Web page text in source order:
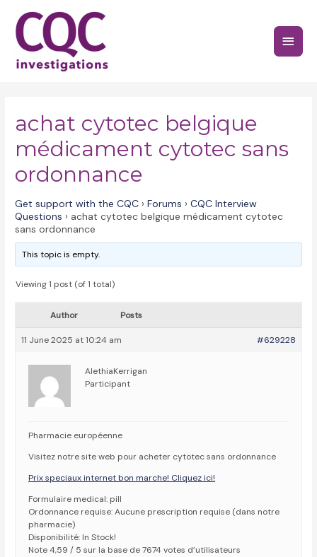
content
Main
achat cytotec belgique
médicament cytotec sans
ordonnance
Get support with the CQC › Forums › CQC Interview
Questions › achat cytotec belgique médicament cytotec
sans ordonnance
This topic is empty.
Viewing 1 post (of 1 total)
Author Posts
11 June 2025 at 10:24 am #629228
AlethiaKerrigan
Participant
Pharmacie européenne
Visitez notre site web pour acheter cytotec sans ordonnance
Prix speciaux internet bon marche! Cliquez ici!
Formulaire medical: pill
Ordonnance requise: Aucune prescription requise (dans notre
pharmacie)
Disponibilité: In Stock!
Note 4,59 / 5 sur la base de 7674 votes d’utilisateurs